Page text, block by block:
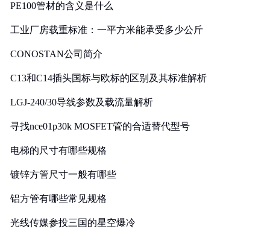
PE100管材的含义是什么
工业厂房载重标准：一平方米能承受多少公斤
CONOSTAN公司简介
C13和C14插头国标与欧标的区别及其标准解析
LGJ-240/30导线参数及载流量解析
寻找nce01p30k MOSFET管的合适替代型号
电梯的尺寸有哪些规格
镀锌方管尺寸一般有哪些
铝方管有哪些常见规格
光线传媒参投三国的星空爆冷